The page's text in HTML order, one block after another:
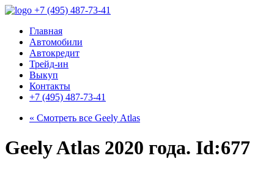
+7 (495) 487-73-41
Главная
Автомобили
Автокредит
Трейд-ин
Выкуп
Контакты
+7 (495) 487-73-41
« Смотреть все Geely Atlas
Geely Atlas 2020 года. Id:677